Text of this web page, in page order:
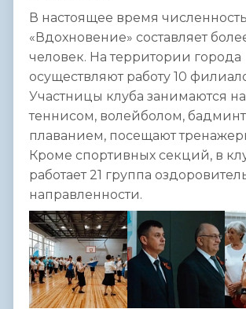
В настоящее время
«Вдохновение» составляет
человек. На территории города
осуществляют работу 10
Участницы клуба занимаются
теннисом, волейболом,
плаванием, посещают
Кроме спортивных секций, в
работает 21 группа
направленности.